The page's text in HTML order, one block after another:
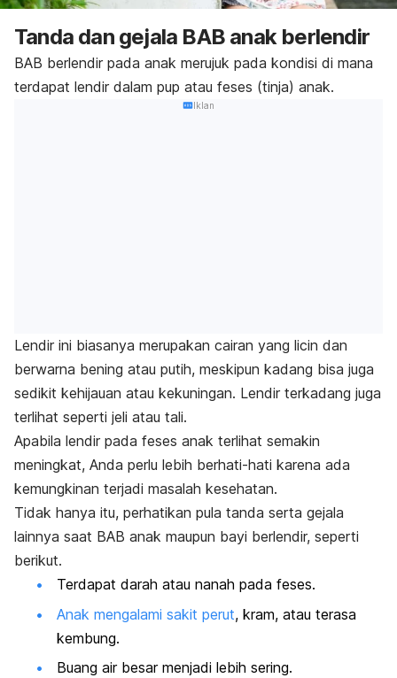
Tanda dan gejala BAB anak berlendir
BAB berlendir pada anak merujuk pada kondisi di mana
terdapat lendir dalam pup atau feses (tinja) anak.
Iklan
Lendir ini biasanya merupakan cairan yang licin dan
berwarna bening atau putih, meskipun kadang bisa juga
sedikit kehijauan atau kekuningan. Lendir terkadang juga
terlihat seperti jeli atau tali.
Apabila lendir pada feses anak terlihat semakin
meningkat, Anda perlu lebih berhati-hati karena ada
kemungkinan terjadi masalah kesehatan.
Tidak hanya itu, perhatikan pula tanda serta gejala
lainnya saat BAB anak maupun bayi berlendir, seperti
berikut.
Terdapat darah atau nanah pada feses.
Anak mengalami sakit perut, kram, atau terasa
kembung.
Buang air besar menjadi lebih sering.